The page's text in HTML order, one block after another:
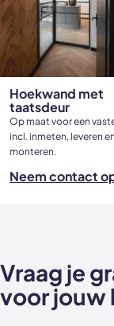
Hoekwand met
taatsdeur
Op maat voor een
incl. inmeten, leveren en
monteren.
Neem contact
Vraag je
voor jouw